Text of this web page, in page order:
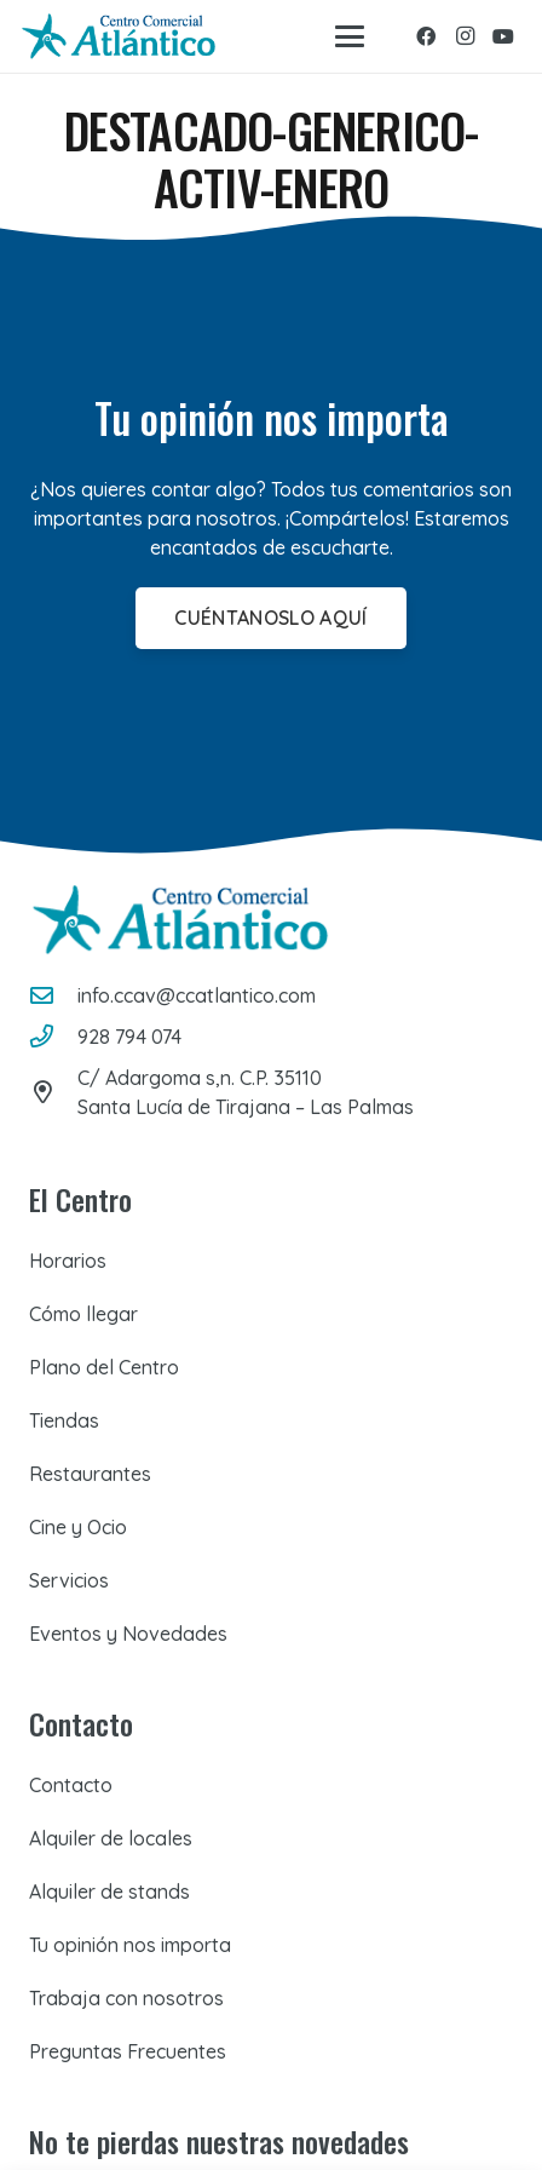
DESTACADO-GENERICO-
ACTIV-ENERO
Tu opinión nos importa
¿Nos quieres contar algo? Todos tus comentarios son
importantes para nosotros. ¡Compártelos! Estaremos
encantados de escucharte.
CUÉNTANOSLO AQUÍ
info.ccav@ccatlantico.com
928 794 074
C/ Adargoma s,n. C.P. 35110
Santa Lucía de Tirajana – Las Palmas
El Centro
Horarios
Cómo llegar
Plano del Centro
Tiendas
Restaurantes
Cine y Ocio
Servicios
Eventos y Novedades
Contacto
Contacto
Alquiler de locales
Alquiler de stands
Tu opinión nos importa
Trabaja con nosotros
Preguntas Frecuentes
No te pierdas nuestras novedades